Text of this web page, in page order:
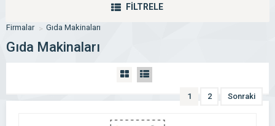
FİLTRELE
Firmalar Gıda Makinaları
Gıda Makinaları
1 2 Sonraki